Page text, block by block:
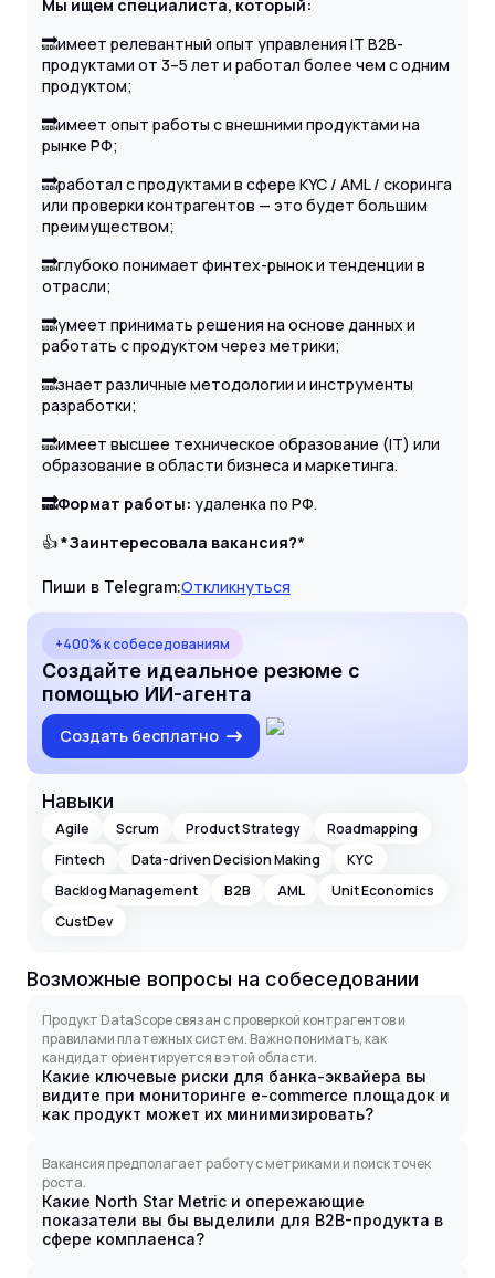
Мы ищем специалиста, который:
🔜имеет релевантный опыт управления IT B2B-
продуктами от 3–5 лет и работал более чем с одним
продуктом;
🔜имеет опыт работы с внешними продуктами на
рынке РФ;
🔜работал с продуктами в сфере KYC / AML / скоринга
или проверки контрагентов — это будет большим
преимуществом;
🔜глубоко понимает финтех-рынок и тенденции в
отрасли;
🔜умеет принимать решения на основе данных и
работать с продуктом через метрики;
🔜знает различные методологии и инструменты
разработки;
🔜имеет высшее техническое образование (IT) или
образование в области бизнеса и маркетинга.
🔜Формат работы: удаленка по РФ.
👍*Заинтересовала вакансия?*
Пиши в Telegram:Откликнуться
+400% к собеседованиям
Создайте идеальное резюме с
помощью ИИ-агента
Создать бесплатно
Навыки
Agile Scrum Product Strategy
Roadmapping
Fintech
Data-driven Decision Making
KYC
Backlog Management
B2B AML
Unit Economics
CustDev
Возможные вопросы на собеседовании
Продукт DataScope связан с проверкой контрагентов и
правилами платежных систем. Важно понимать, как
кандидат ориентируется в этой области.
Какие ключевые риски для банка-эквайера вы
видите при мониторинге e-commerce площадок и
как продукт может их минимизировать?
Вакансия предполагает работу с метриками и поиск точек
роста.
Какие North Star Metric и опережающие
показатели вы бы выделили для B2B-продукта в
сфере комплаенса?